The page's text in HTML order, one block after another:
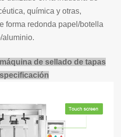
química y otras,
forma redonda papel/botella
aluminio.
de sellado de tapas